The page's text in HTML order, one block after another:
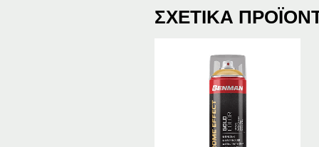
ΣΧΕΤΙΚΆ